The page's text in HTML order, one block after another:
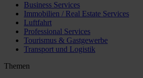
Business Services
Immobilien / Real Estate Services
Luftfahrt
Professional Services
Tourismus & Gastgewerbe
Transport und Logistik
Themen